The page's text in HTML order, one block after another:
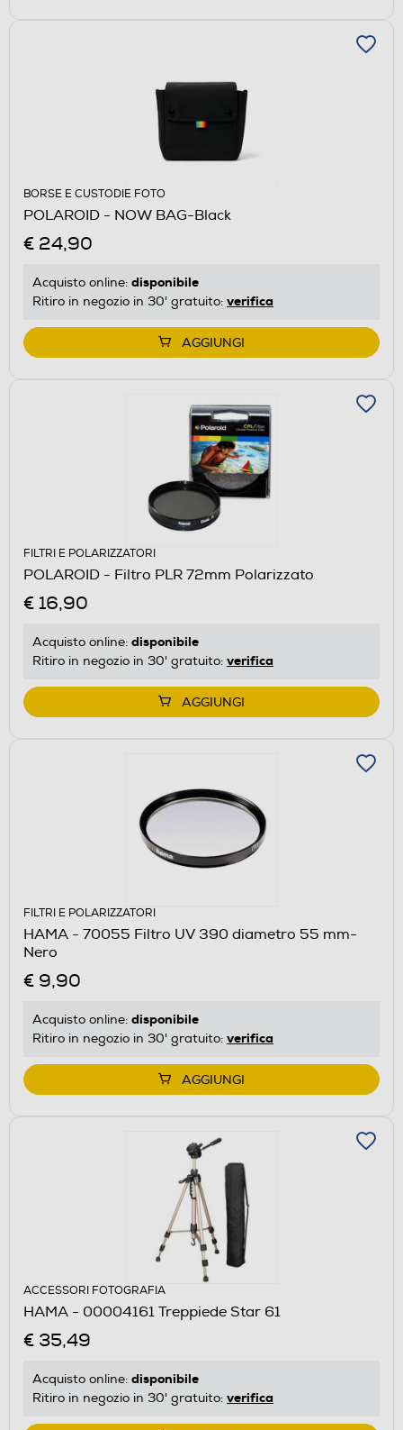
BORSE E CUSTODIE FOTO
POLAROID - NOW BAG-Black
€ 24,90
Acquisto online: disponibile
Ritiro in negozio in 30' gratuito: verifica
AGGIUNGI
FILTRI E POLARIZZATORI
POLAROID - Filtro PLR 72mm Polarizzato
€ 16,90
Acquisto online: disponibile
Ritiro in negozio in 30' gratuito: verifica
AGGIUNGI
FILTRI E POLARIZZATORI
HAMA - 70055 Filtro UV 390 diametro 55 mm-
Nero
€ 9,90
Acquisto online: disponibile
Ritiro in negozio in 30' gratuito: verifica
AGGIUNGI
ACCESSORI FOTOGRAFIA
HAMA - 00004161 Treppiede Star 61
€ 35,49
Acquisto online: disponibile
Ritiro in negozio in 30' gratuito: verifica